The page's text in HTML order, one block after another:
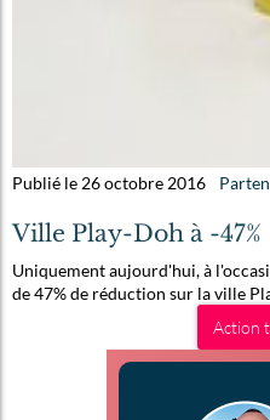
Publié le 26 octobre 2016
Ville Play-Doh à -47%
Uniquement aujourd'hui, à
de 47% de réduction sur la ville
Action